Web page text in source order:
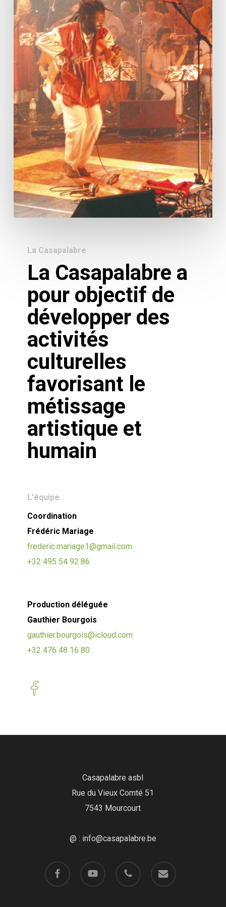
La Casapalabre
La Casapalabre a
pour objectif de
développer des
activités
culturelles
favorisant le
métissage
artistique et
humain
L'équipe
Coordination
Frédéric Mariage
frederic.mariage1@gmail.com
+32 495 54 92 86
Production déléguée
Gauthier Bourgois
gauthier.bourgois@icloud.com
+32 476 48 16 80
Casapalabre asbl
Rue du Vieux Comté 51
7543 Mourcourt
@ : info@casapalabre.be